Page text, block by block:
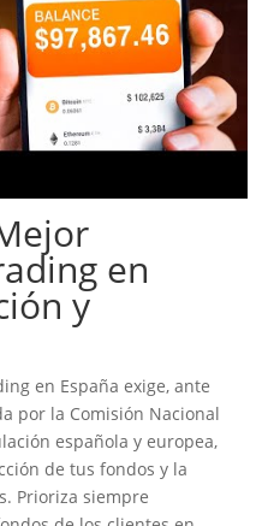
en
y
en España exige, ante
por la Comisión Nacional
española y europea,
de tus fondos y la
Prioriza siempre